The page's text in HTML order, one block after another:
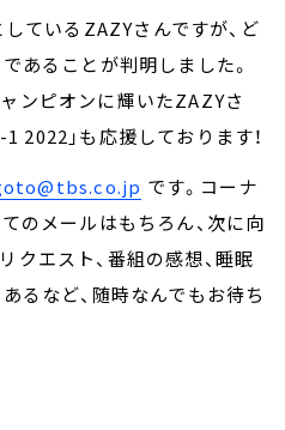
しているZAZYさんですが、ど
あることが判明しました。
ンピオンに輝いたZAZYさ
2022」も応援しております！
です。コーナ
のメールはもちろん、次に向
クエスト、番組の感想、睡眠
るなど、随時なんでもお待ち